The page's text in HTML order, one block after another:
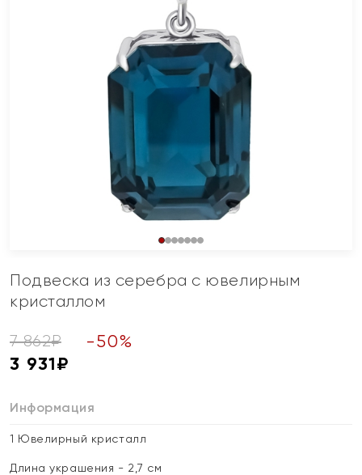
Подвеска из серебра с ювелирным
кристаллом
7 862₽ -50%
3 931₽
Информация
1 Ювелирный кристалл
Длина украшения - 2,7 см